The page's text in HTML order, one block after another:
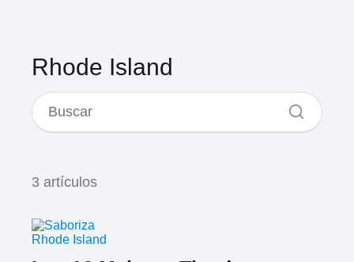
Rhode Island
3 artículos
Rhode Island